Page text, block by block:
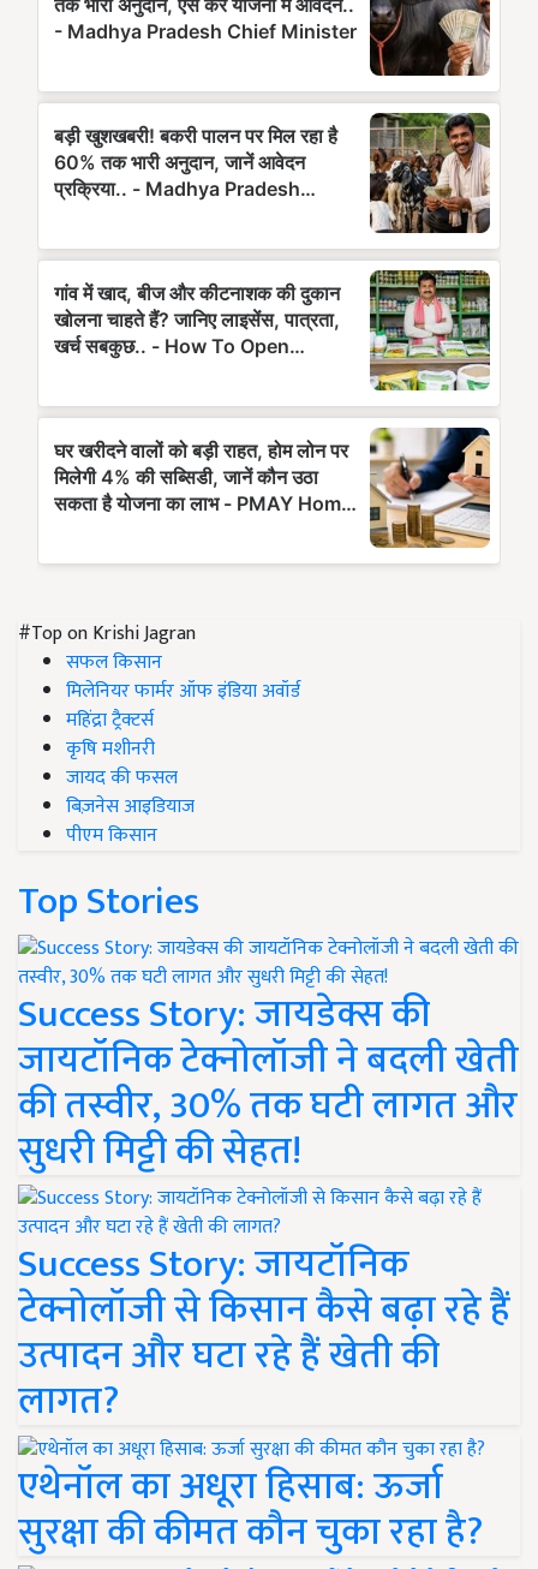
#Top on Krishi Jagran
सफल किसान
मिलेनियर फार्मर ऑफ इंडिया अवॉर्ड
महिंद्रा ट्रैक्टर्स
कृषि मशीनरी
जायद की फसल
बिज़नेस आइडियाज
पीएम किसान
Top Stories
Success Story: जायडेक्स की
जायटॉनिक टेक्नोलॉजी ने बदली खेती
की तस्वीर, 30% तक घटी लागत और
सुधरी मिट्टी की सेहत!
Success Story: जायटॉनिक
टेक्नोलॉजी से किसान कैसे बढ़ा रहे हैं
उत्पादन और घटा रहे हैं खेती की
लागत?
एथेनॉल का अधूरा हिसाब: ऊर्जा
सुरक्षा की कीमत कौन चुका रहा है?